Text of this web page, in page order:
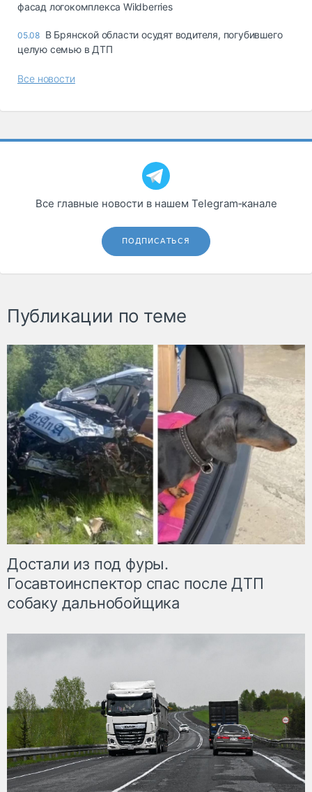
фасад логокомплекса Wildberries
05.08 В Брянской области осудят водителя, погубившего
целую семью в ДТП
Все новости
Все главные новости в нашем Telegram‑канале
ПОДПИСАТЬСЯ
Публикации по теме
Достали из под фуры.
Госавтоинспектор спас после ДТП
собаку дальнобойщика